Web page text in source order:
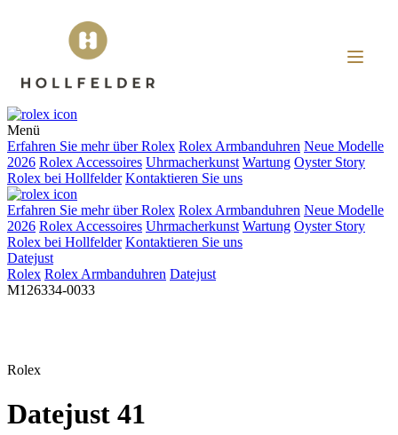
Menü
Erfahren Sie mehr überRolex Rolex Armbanduhren Neue Modelle
2026 Rolex Accessoires Uhrmacherkunst Wartung Oyster Story
Rolex bei Hollfelder Kontaktieren Sie uns
Erfahren Sie mehr überRolex Rolex Armbanduhren Neue Modelle
2026 Rolex Accessoires Uhrmacherkunst Wartung Oyster Story
Rolex bei Hollfelder Kontaktieren Sie uns
Datejust
Rolex Rolex Armbanduhren Datejust
M126334-0033
Rolex
Datejust 41